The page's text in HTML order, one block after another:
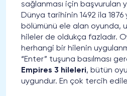
sağlanması için başvurulan
Dünya tarihinin 1492 ila 1876
bölümünü ele alan oyunda,
hileler de oldukça fazladır.
herhangi bir hilenin
“Enter” tuşuna basılması
Empires 3 hileleri, bütün
uygundur. En çok tercih